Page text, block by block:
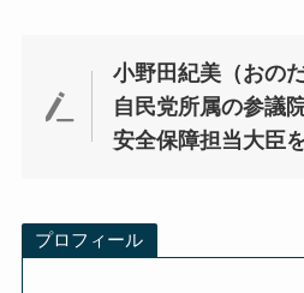
小野田紀美（おの
自民党所属の参議
安全保障担当大臣
プロフィール